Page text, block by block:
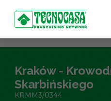
Kraków -
Skarbińskiego
KRMM3/0344